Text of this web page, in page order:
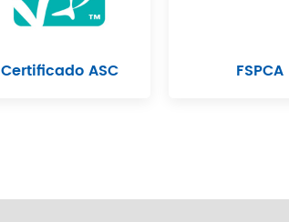
Certificado ASC FSPCA